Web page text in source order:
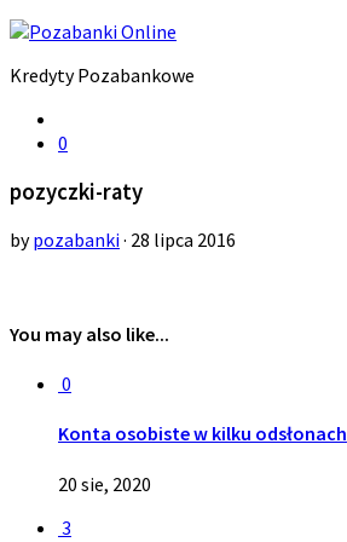
Kredyty Pozabankowe
0
pozyczki-raty
bypozabanki· 28 lipca 2016
You may also like...
0
Konta osobiste w kilku odsłonach
20 sie, 2020
3